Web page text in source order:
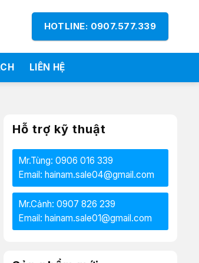
HOTLINE: 0907.577.339
LIÊN HỆ
Hỗ trợ kỹ thuật
Mr.Tùng: 0906 016 339
Email: hainam.sale04@gmail.com
Mr.Cảnh: 0907 826 239
Email: hainam.sale01@gmail.com